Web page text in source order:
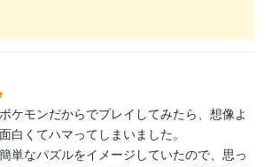
ケモンだからでプレイしてみたら、想像よ
白くてハマってしまいました。
単なパズルをイメージしていたので、思っ